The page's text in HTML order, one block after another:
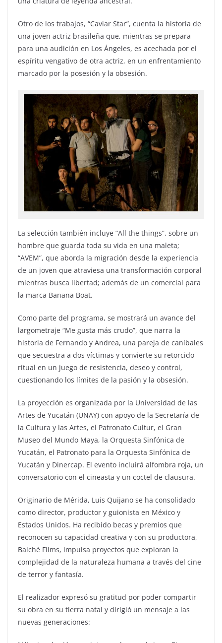
Otro de los trabajos, “Caviar Star”, cuenta la historia de
una joven actriz brasileña que, mientras se prepara
para una audición en Los Ángeles, es acechada por el
espíritu vengativo de otra actriz, en un enfrentamiento
marcado por la posesión y la obsesión.
La selección también incluye “All the things”, sobre un
hombre que guarda toda su vida en una maleta;
“AVEM”, que aborda la migración desde la experiencia
de un joven que atraviesa una transformación corporal
mientras busca libertad; además de un comercial para
la marca Banana Boat.
Como parte del programa, se mostrará un avance del
largometraje “Me gusta más crudo”, que narra la
historia de Fernando y Andrea, una pareja de caníbales
que secuestra a dos víctimas y convierte su retorcido
ritual en un juego de resistencia, deseo y control,
cuestionando los límites de la pasión y la obsesión.
La proyección es organizada por la Universidad de las
Artes de Yucatán (UNAY) con apoyo de la Secretaría de
la Cultura y las Artes, el Patronato Cultur, el Gran
Museo del Mundo Maya, la Orquesta Sinfónica de
Yucatán, el Patronato para la Orquesta Sinfónica de
Yucatán y Dinercap. El evento incluirá alfombra roja, un
conversatorio con el cineasta y un coctel de clausura.
Originario de Mérida, Luis Quijano se ha consolidado
como director, productor y guionista en México y
Estados Unidos. Ha recibido becas y premios que
reconocen su capacidad creativa y con su productora,
Balché Films, impulsa proyectos que exploran la
complejidad de la naturaleza humana a través del cine
de terror y fantasía.
El realizador expresó su gratitud por poder compartir
su obra en su tierra natal y dirigió un mensaje a las
nuevas generaciones: